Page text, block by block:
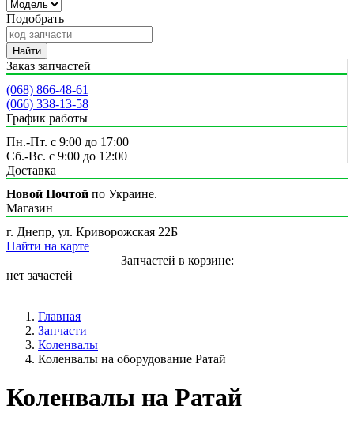
Подобрать
Найти
Заказ запчастей
(068) 866-48-61
(066) 338-13-58
График работы
Пн.-Пт. с 9:00 до 17:00
Сб.-Вс. с 9:00 до 12:00
Доставка
Новой Почтой по Украине.
Магазин
г. Днепр, ул. Криворожская 22Б
Найти на карте
Запчастей в корзине:
нет зачастей
Главная
Запчасти
Коленвалы
Коленвалы на оборудование Ратай
Коленвалы на Ратай